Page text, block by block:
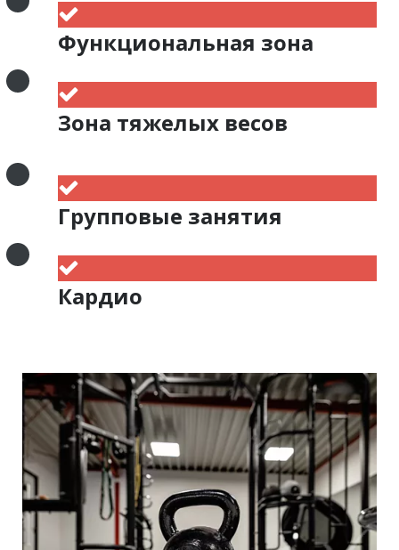
Функциональная зона
Зона тяжелых весов
Групповые занятия
Кардио